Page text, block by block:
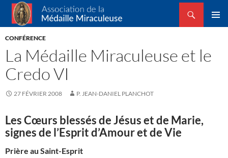
Association de la Médaille Miraculeuse
Recherche
ALLER
CONFÉRENCE
La Médaille Miraculeuse et le
Credo VI
27 FÉVRIER 2008 P. JEAN-DANIEL PLANCHOT
Les Cœurs blessés de Jésus et de Marie,
signes de l’Esprit d’Amour et de Vie
Prière au Saint-Esprit